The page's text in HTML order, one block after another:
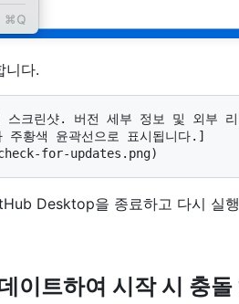
니다.
황색 윤곽선으로 표시됩니다.]
Desktop을 종료하고 다시 실
트하여 시작 시 충돌